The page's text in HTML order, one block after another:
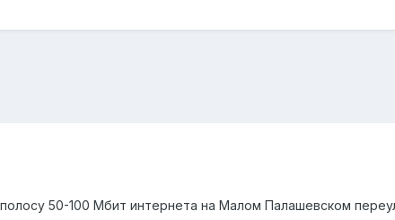
50-100 Мбит интернета на Малом Палашевском